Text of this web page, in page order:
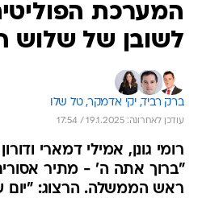
המערכת
לשובן של שלוש
ברק רביד, יקי אדמקר, טל שלו
עודכן לאחרונה: 19.1.2025 / 17:54
רומי גונן, אמילי דמארי
"ברוך אתה ה' - מתיר
ראש הממשלה. הרצוג: